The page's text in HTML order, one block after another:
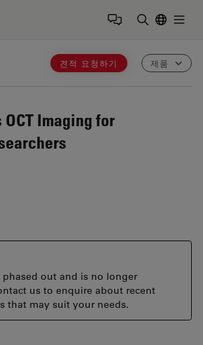
견적 요청하기 제품
OCT Imaging for
out and is no longer
us to enquire about recent
that may suit your needs.